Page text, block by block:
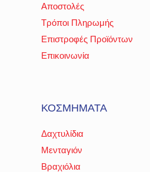
Αποστολές
Τρόποι Πληρωμής
Επιστροφές Προϊόντων
Επικοινωνία
ΚΟΣΜΗΜΑΤΑ
Δαχτυλίδια
Μενταγιόν
Βραχιόλια